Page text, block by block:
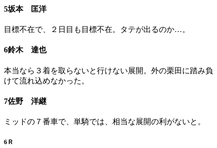
5坂本 匡洋
目標不在で、２日目も目標不在。タテが出るのか…。
6鈴木 達也
本当なら３着を取らないと行けない展開。外の栗田に踏み負
けて流れ込めなかった。
7佐野 洋継
ミッドの７番車で、単騎では、相当な展開の利がないと。
6Ｒ